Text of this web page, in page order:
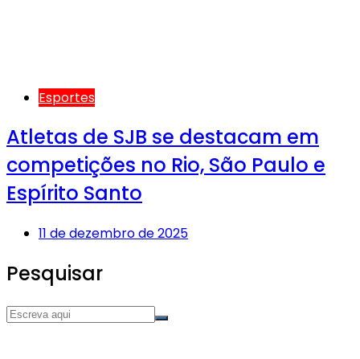
Esportes
Atletas de SJB se destacam em
competições no Rio, São Paulo e
Espírito Santo
11 de dezembro de 2025
Pesquisar